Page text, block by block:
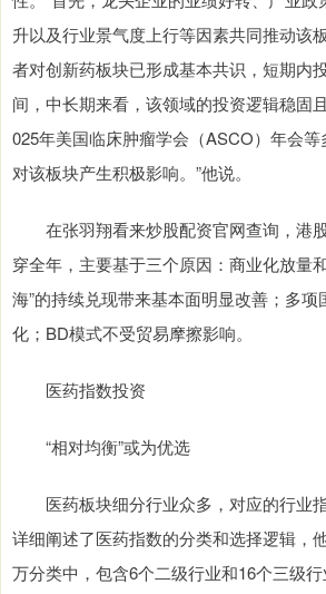
升以及行业景气度上行等因素共同推动该
者对创新药板块已形成基本共识，短期内
间，中长期来看，该领域的投资逻辑稳固
025年美国临床肿瘤学会（ASCO）年会
对该板块产生积极影响。”他说。
在张羽翔看来炒股配资官网查询，港
穿全年，主要基于三个原因：商业化放量
海”的持续兑现带来基本面明显改善；多
化；BD模式不受贸易摩擦影响。
医药指数投资
“相对均衡”或为优选
医药板块细分行业众多，对应的行业
详细阐述了医药指数的分类和选择逻辑，
万分类中，包含6个二级行业和16个三级